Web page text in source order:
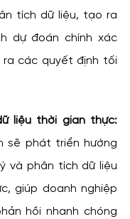
tích dữ liệu, tạo ra
dự đoán chính xác
ra các quyết định tối
liệu thời gian thực:
sẽ phát triển hướng
và phân tích dữ liệu
giúp doanh nghiệp
hồi nhanh chóng